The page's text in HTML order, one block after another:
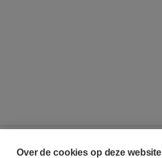
Over de cookies op deze website